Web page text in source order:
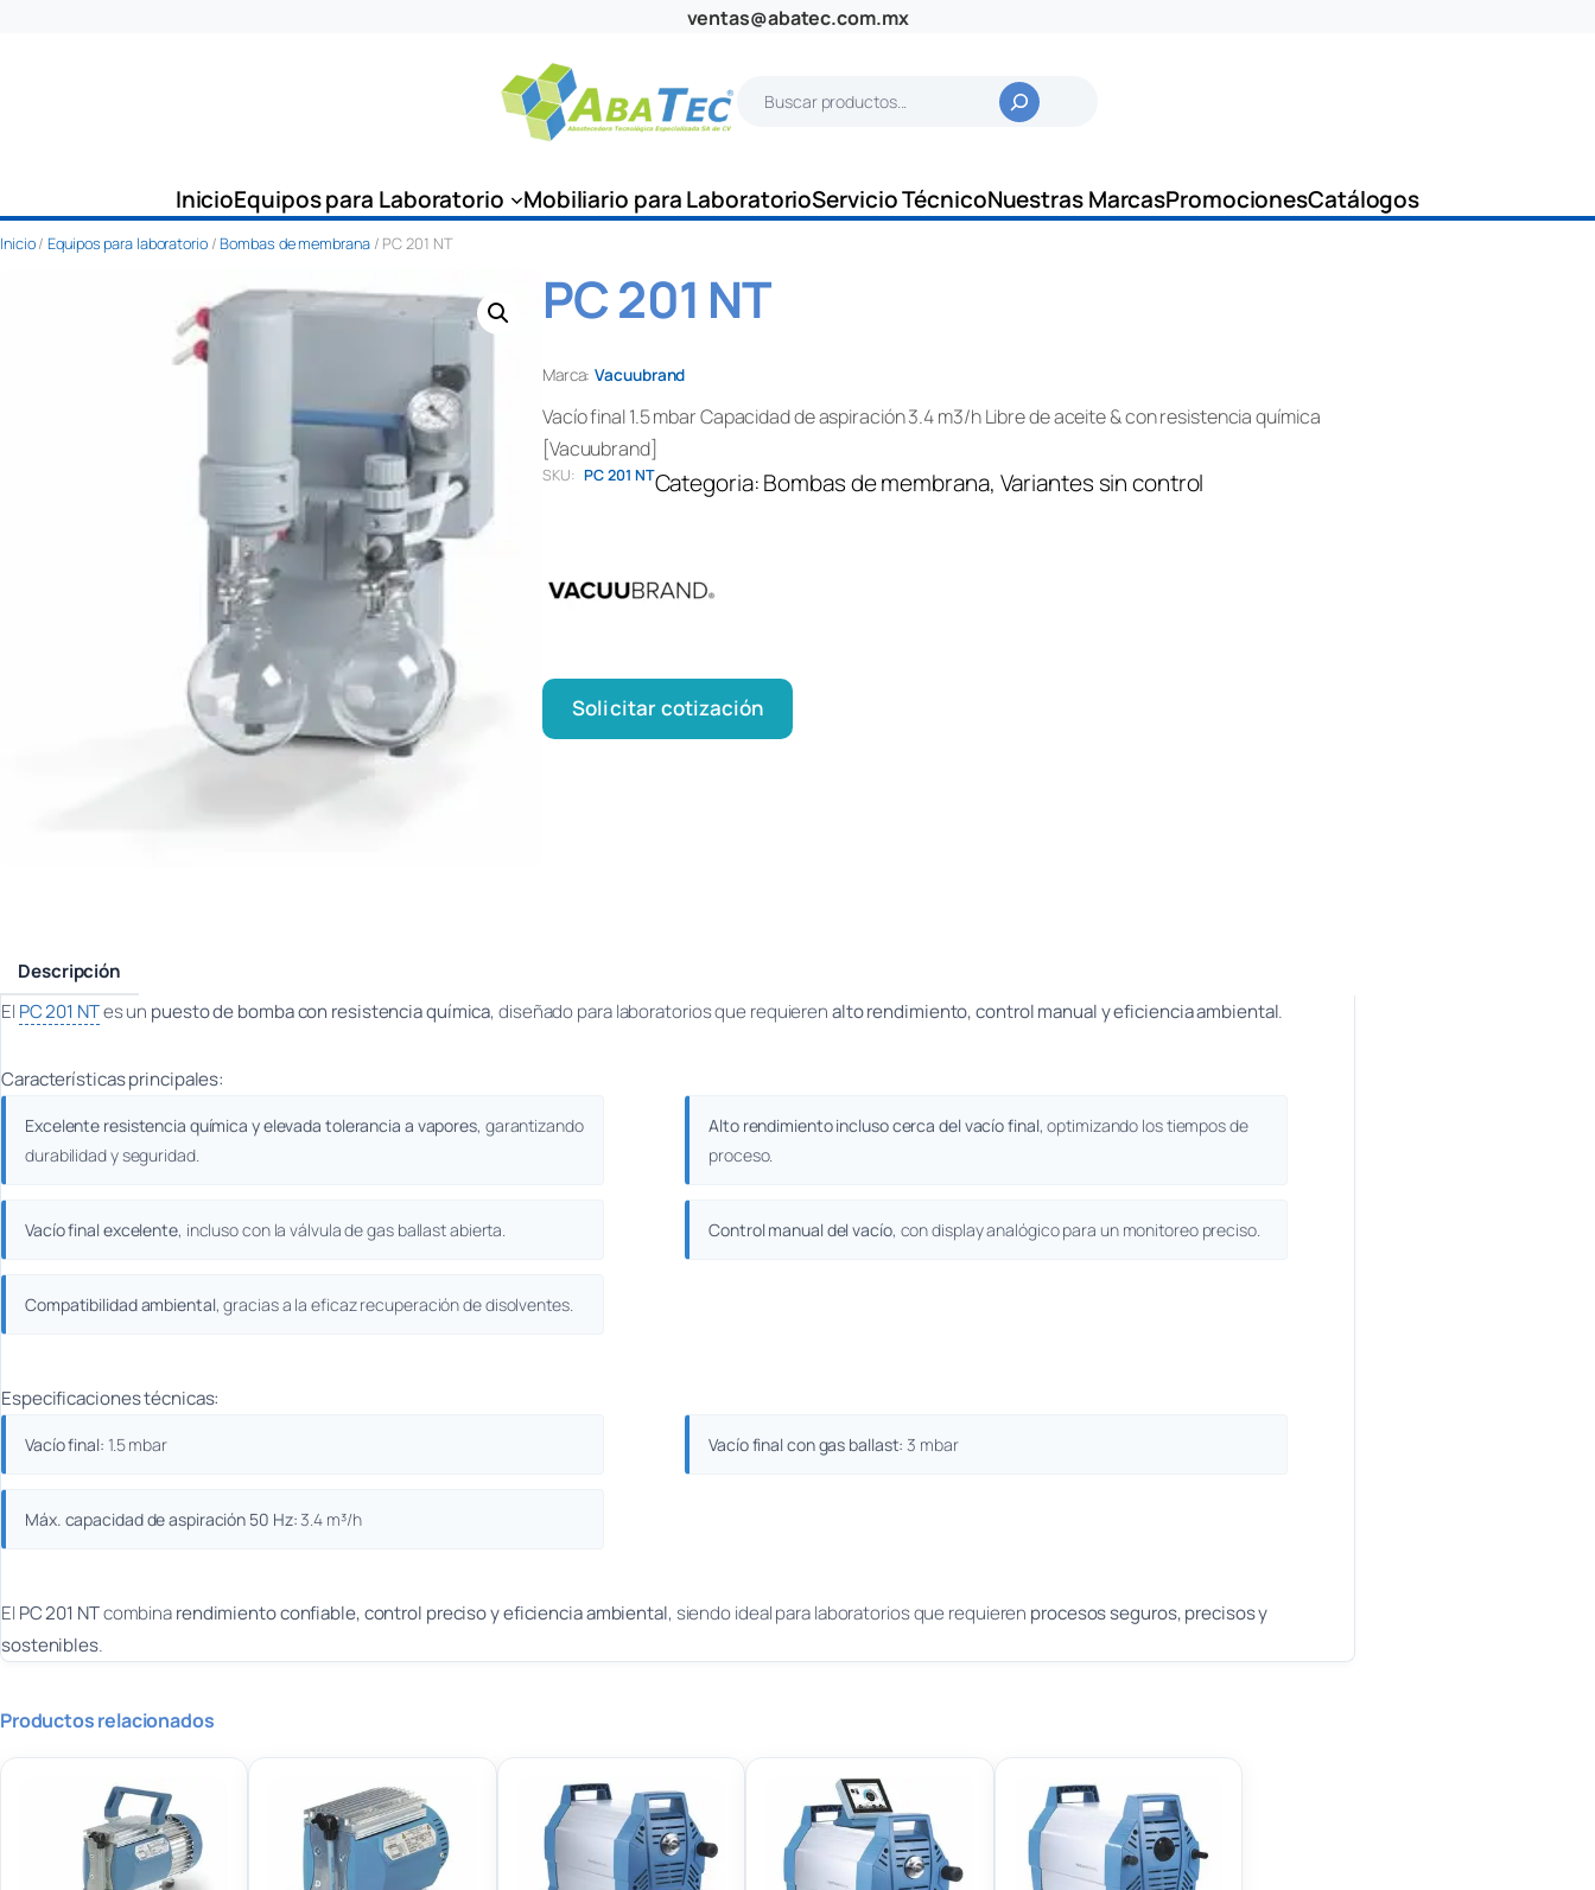
ventas@abatec.com.mx
c
a
InicioEquipos para Laboratorio Mobiliario para LaboratorioServicio TécnicoNuestras MarcasPromocionesCatálogos
Inicio/Equipos para laboratorio/Bombas de membrana/ PC 201 NT
PC 201 NT
Marca: Vacuubrand
Vacío final 1.5 mbar Capacidad de aspiración 3.4 m3/h Libre de aceite & con resistencia química
[Vacuubrand]
SKU: PC 201 NTCategoria:Bombas de membrana, Variantes sin control
Solicitar cotización
Descripción
El PC 201 NTes un puesto de bomba con resistencia química, diseñado para laboratorios que requierenalto rendimiento, control manual y eficiencia ambiental.
Características principales:
Excelente resistencia química y elevada tolerancia a vapores, garantizando
durabilidad y seguridad.
Alto rendimiento incluso cerca del vacío final, optimizando los tiempos de
proceso.
Vacío final excelente, incluso con la válvula de gas ballast abierta. Control manual del vacío, con display analógico para un monitoreo preciso.
Compatibilidad ambiental, gracias a la eficaz recuperación de disolventes.
Especificaciones técnicas:
Vacío final: 1.5 mbar Vacío final con gas ballast: 3 mbar
Máx. capacidad de aspiración 50 Hz:3.4 m³/h
El PC 201 NTcombinarendimiento confiable, control preciso y eficiencia ambiental, siendo ideal para laboratorios que requieren procesos seguros, precisos y
sostenibles.
Productos relacionados